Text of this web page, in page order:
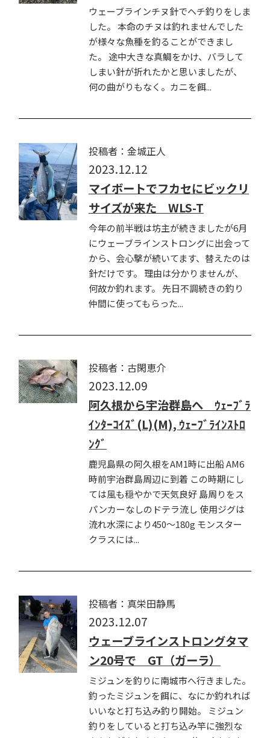
ウェーブラインチヌ針でヘチ釣りをしま
した。 本命のチヌは釣れませんでした
が様々な魚種を釣ることができまし
た。 途中大きな真鯛をかけ、バラして
しまい針が折れたかと思いましたが、
何の曲がりもなく。カニを餌...
投稿者：金城正人
2023.12.12
マイボートでフカセにビックリ
サイズが来た WLS-T
今年の前半戦は坊主が続きましたが6月
にウェーブラインストロングに出会って
から、会心撃が続いてます、替えたのは
針だけです。 理由は分かりませんが、
何故か釣れます。 先日不調続きの釣り
仲間に使ってもらった...
投稿者：古閑恵介
2023.12.09
阿久根から宇治群島へ ｳｪｰﾌﾞﾗ
ｲﾝﾀｰｺｲｽﾞ(L)(M), ｳｪｰﾌﾞﾗｲﾝｽﾄﾛ
ﾝｸﾞ
鹿児島県の阿久根をAM1時に出船 AM6
時前宇治群島周辺に到着 この時期にし
ては風も穏やかで天気良好 島周りをス
パンカーなしのドテラ流し 使用ジグは
流れ水深により450〜180g モンスター
クラスには...
投稿者：真栄田静馬
2023.12.07
ウェーブラインストロングタマ
ン20号で GT（ガーラ）
ミジュンを釣りに南城市へ行きました。
釣ったミジュンを餌に、なにか釣れれば
いいなと打ち込み釣り開始。 ミジュン
釣りをしていると打ち込み竿に強烈な